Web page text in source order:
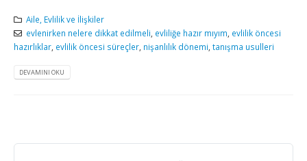
Aile, Evlilik ve İlişkiler
evlenirken nelere dikkat edilmeli, evliliğe hazır mıyım, evlilik öncesi
hazırlıklar, evlilik öncesi süreçler, nişanlılık dönemi, tanışma usulleri
DEVAMINI OKU